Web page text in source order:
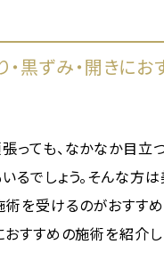
黒ずみ・開きに
っても、なかなか目
るでしょう。そんな方
を受けるのがおすす
おすすめの施術を紹介し